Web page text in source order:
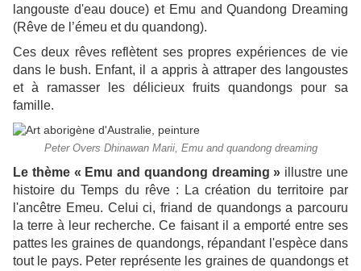
langouste d'eau douce) et Emu and Quandong Dreaming
(Rêve de l’émeu et du quandong).
Ces deux rêves reflètent ses propres expériences de vie
dans le bush. Enfant, il a appris à attraper des langoustes
et à ramasser les délicieux fruits quandongs pour sa
famille.
Peter Overs Dhinawan Marii, Emu and quandong dreaming
Le thème « Emu and quandong dreaming » illustre une
histoire du Temps du rêve : La création du territoire par
l'ancêtre Emeu. Celui ci, friand de quandongs a parcouru
la terre à leur recherche. Ce faisant il a emporté entre ses
pattes les graines de quandongs, répandant l'espèce dans
tout le pays. Peter représente les graines de quandongs et